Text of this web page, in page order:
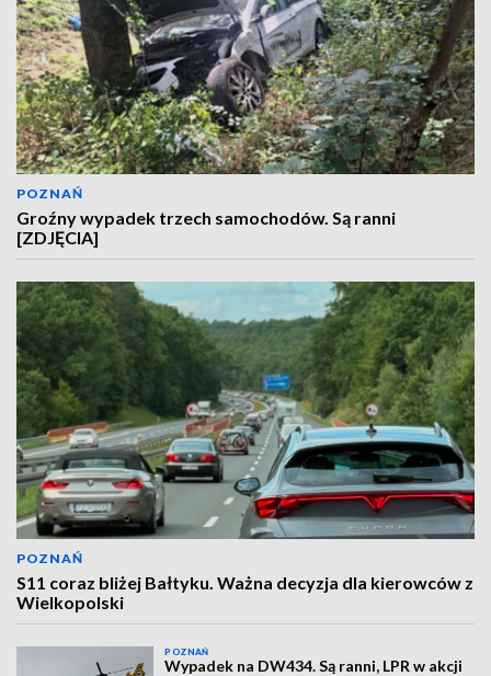
POZNAŃ
Groźny wypadek trzech samochodów. Są ranni
[ZDJĘCIA]
POZNAŃ
S11 coraz bliżej Bałtyku. Ważna decyzja dla kierowców z
Wielkopolski
POZNAŃ
Wypadek na DW434. Są ranni, LPR w akcji